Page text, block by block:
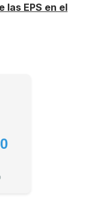
las EPS en el